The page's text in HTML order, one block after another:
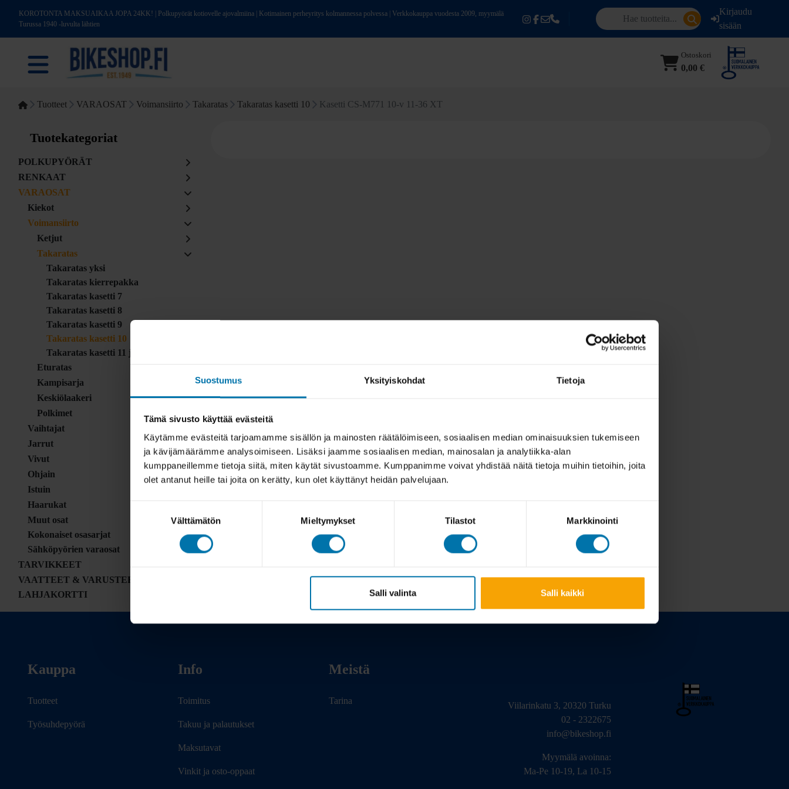
Suostumus Yksityiskohdat Tietoja
Tämä sivusto käyttää evästeitä
Käytämme evästeitä tarjoamamme sisällön ja mainosten räätälöimiseen, sosiaalisen median ominaisuuksien tukemiseen
ja kävijämäärämme analysoimiseen. Lisäksi jaamme sosiaalisen median, mainosalan ja analytiikka-alan
kumppaneillemme tietoja siitä, miten käytät sivustoamme. Kumppanimme voivat yhdistää näitä tietoja muihin tietoihin, joita
olet antanut heille tai joita on kerätty, kun olet käyttänyt heidän palvelujaan.
Välttämätön Mieltymykset Tilastot Markkinointi
Salli valinta Salli kaikki
KOROTONTA MAKSUAIKAA JOPA 24KK! | Polkupyörät kotiovelle ajovalmiina | Kotimainen perheyritys kolmannessa polvessa | Verkkokauppa vuodesta 2009, myymälä
Turussa 1940 -luvulta lähtien
Kirjaudu
sisään
Ostoskori
0,00 €
Tuotteet VARAOSAT Voimansiirto Takaratas Takaratas kasetti 10 Kasetti CS-M771 10-v 11-36 XT
Tuotekategoriat
POLKUPYÖRÄT
RENKAAT
VARAOSAT
Kiekot
Voimansiirto
Ketjut
Takaratas
Takaratas yksi
Takaratas kierrepakka
Takaratas kasetti 7
Takaratas kasetti 8
Takaratas kasetti 9
Takaratas kasetti 10
Takaratas kasetti 11 ja 12
Eturatas
Kampisarja
Keskiölaakeri
Polkimet
Vaihtajat
Jarrut
Vivut
Ohjain
Istuin
Haarukat
Muut osat
Kokonaiset osasarjat
Sähköpyörien varaosat
TARVIKKEET
VAATTEET & VARUSTEET
LAHJAKORTTI
Kauppa
Tuotteet
Työsuhdepyörä
Info
Toimitus
Takuu ja palautukset
Maksutavat
Vinkit ja osto-oppaat
Meistä
Tarina
Viilarinkatu 3, 20320 Turku
02 - 2322675
info@bikeshop.fi
Myymälä avoinna:
Ma-Pe 10-19, La 10-15